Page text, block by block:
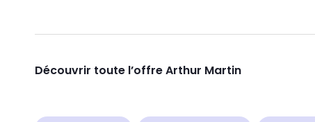
Découvrir toute l’offre Arthur Martin